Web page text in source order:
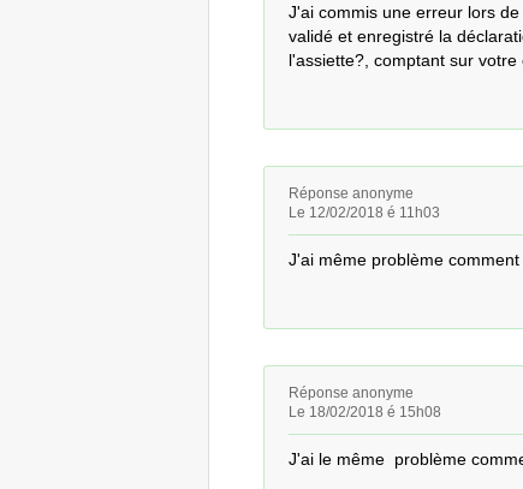
J'ai commis une erreur lors
validé et enregistré la
l'assiette?, comptant sur
Réponse anonyme
Le 12/02/2018 é 11h03
J'ai même problème comment
Réponse anonyme
Le 18/02/2018 é 15h08
J'ai le même  problème